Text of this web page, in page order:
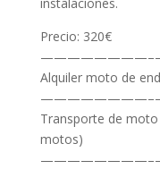
Precio: 320€
————————–
Alquiler moto de
————————–
Transporte de
motos)
————————–